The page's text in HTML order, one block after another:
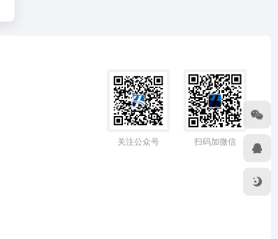
关注公众号 扫码加微信